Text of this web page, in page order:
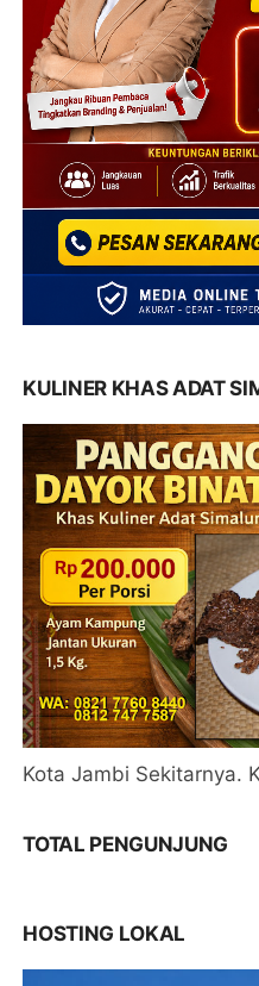
KULINER KHAS ADAT
Kota Jambi Sekitarnya.
TOTAL PENGUNJUNG
HOSTING LOKAL